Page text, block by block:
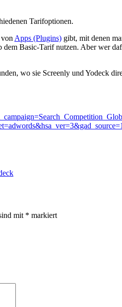
Tarifoptionen.
Apps (Plugins) gibt, mit denen
Basic-Tarif nutzen. Aber wer
wo sie Screenly und Yodeck
mit * markiert